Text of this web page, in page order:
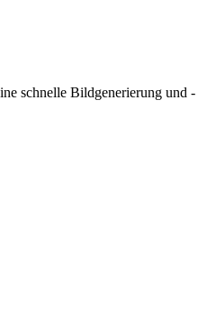
schnelle Bildgenerierung und -